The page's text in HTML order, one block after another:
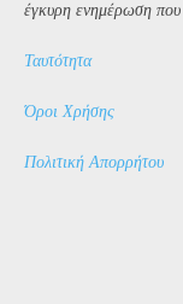
έγκυρη ενημέρωση που
Ταυτότητα
Όροι Χρήσης
Πολιτική Απορρήτου